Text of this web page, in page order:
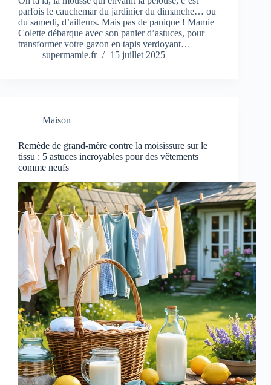
parfois le cauchemar du jardinier du dimanche… ou
du samedi, d’ailleurs. Mais pas de panique ! Mamie
Colette débarque avec son panier d’astuces, pour
transformer votre gazon en tapis verdoyant…
supermamie.fr
15 juillet 2025
Maison
Remède de grand-mère contre la moisissure sur le
tissu : 5 astuces incroyables pour des vêtements
comme neufs